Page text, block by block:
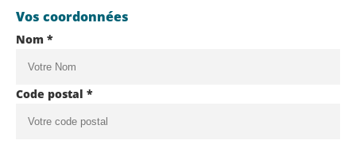
Vos coordonnées
Nom *
Code postal *